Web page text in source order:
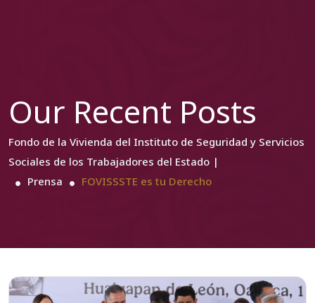
Our Recent Posts
Fondo de la Vivienda del Instituto de Seguridad y Servicios
Sociales de los Trabajadores del Estado |
Prensa
FOVISSSTE es tu Derecho